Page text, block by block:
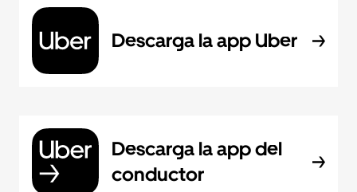
Descarga la app Uber
Descarga la app del
conductor